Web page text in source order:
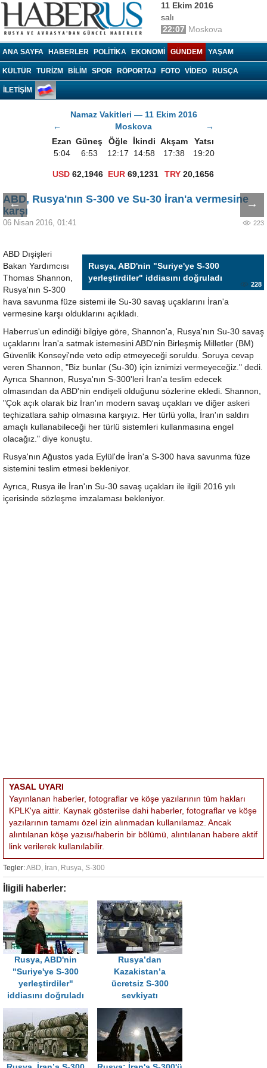
Haberrus.com
11 Ekim 2016
salı
22:07 Moskova
ANA SAYFA HABERLER POLITIKA EKONOMI GÜNDEM YAŞAM
KÜLTÜR TURIZM BILIM SPOR RÖPORTAJ FOTO VIDEO RUSÇA
İLETİŞİM
Namaz Vakitleri — 11 Ekim 2016
←
Moskova
→
Ezan Güneş Öğle İkindi Akşam
Yatsı
5:04
6:53 12:17 14:58 17:38 19:20
USD 62,1946 EUR 69,1231 TRY20,1656
← →
ABD, Rusya'nın S-300 ve Su-30 İran'a vermesine
karşı
06 Nisan 2016, 01:41 223
Rusya, ABD'nin "Suriye'ye S-300
yerleştirdiler" iddiasını doğruladı
228
ABD Dışişleri
Bakan Yardımcısı
Thomas Shannon,
Rusya'nın S-300
hava savunma füze sistemi ile Su-30 savaş uçaklarını İran'a
vermesine karşı olduklarını açıkladı.
Haberrus'un edindiği bilgiye göre, Shannon'a, Rusya'nın Su-30 savaş
uçaklarını İran'a satmak istemesini ABD'nin Birleşmiş Milletler (BM)
Güvenlik Konseyi'nde veto edip etmeyeceği soruldu. Soruya cevap
veren Shannon, "Biz bunlar (Su-30) için iznimizi vermeyeceğiz." dedi.
Ayrıca Shannon, Rusya'nın S-300'leri İran'a teslim edecek
olmasından da ABD'nin endişeli olduğunu sözlerine ekledi. Shannon,
"Çok açık olarak biz İran'ın modern savaş uçakları ve diğer askeri
teçhizatlara sahip olmasına karşıyız. Her türlü yolla, İran'ın saldırı
amaçlı kullanabileceği her türlü sistemleri kullanmasına engel
olacağız." diye konuştu.
Rusya'nın Ağustos yada Eylül'de İran'a S-300 hava savunma füze
sistemini teslim etmesi bekleniyor.
Ayrıca, Rusya ile İran'ın Su-30 savaş uçakları ile ilgili 2016 yılı
içerisinde sözleşme imzalaması bekleniyor.
YASAL UYARI
Yayınlanan haberler, fotograflar ve köşe yazılarının tüm hakları
KPLK'ya aittir. Kaynak gösterilse dahi haberler, fotograflar ve köşe
yazılarının tamamı özel izin alınmadan kullanılamaz. Ancak
alıntılanan köşe yazısı/haberin bir bölümü, alıntılanan habere aktif
link verilerek kullanılabilir.
Tegler:ABD, İran, Rusya, S-300
İligili haberler:
Rusya, ABD'nin
"Suriye'ye S-300
yerleştirdiler"
iddiasını doğruladı
Rusya’dan
Kazakistan’a
ücretsiz S-300
sevkiyatı